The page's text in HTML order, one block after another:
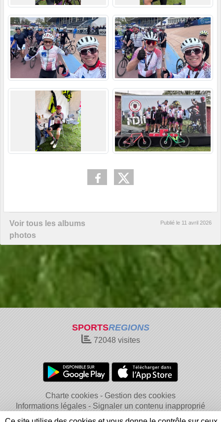
Voir tous les albums
photos
Publié le 11 avril 2026
SPORTSREGIONS
72048visites
Charte cookies
Gestion des cookies
Informations légales
Signaler un contenu inapproprié